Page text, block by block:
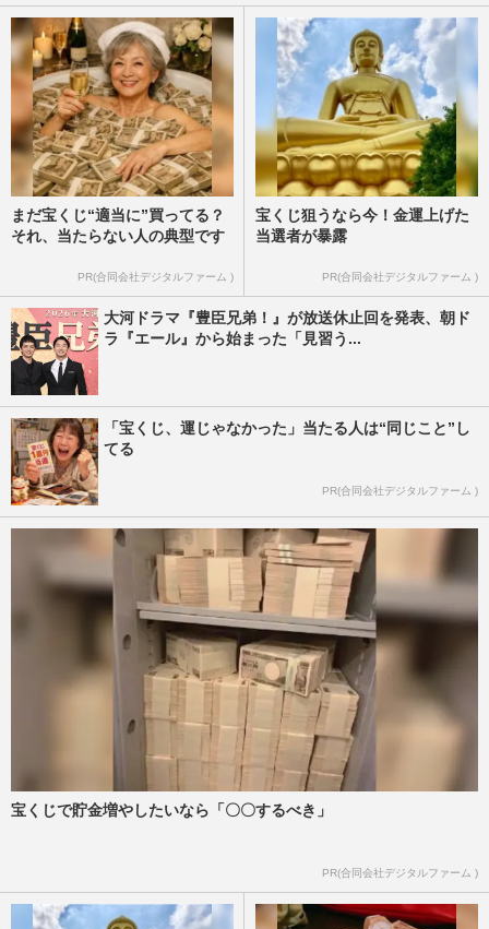
心配する“健康”と『イッ…
週刊女性PRIME 2026/4/27
まだ宝くじ“適当に”買ってる？
それ、当たらない人の典型です
PR(合同会社デジタルファーム )
宝くじ狙うなら今！金運上げた
当選者が暴露
PR(合同会社デジタルファーム )
大河ドラマ『豊臣兄弟！』が放送休止回を発表、朝ド
ラ『エール』から始まった「見習う...
「宝くじ、運じゃなかった」当たる人は“同じこと”し
てる
PR(合同会社デジタルファーム )
宝くじで貯金増やしたいなら「〇〇するべき」
PR(合同会社デジタルファーム )